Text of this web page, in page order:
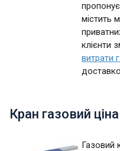
містить
клієнти
витрати
Кран газовий
Газовий